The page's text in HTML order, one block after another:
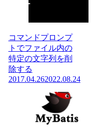
コマンドプロンプ
トでファイル内の
特定の文字列を削
除する
2017.04.262022.08.24